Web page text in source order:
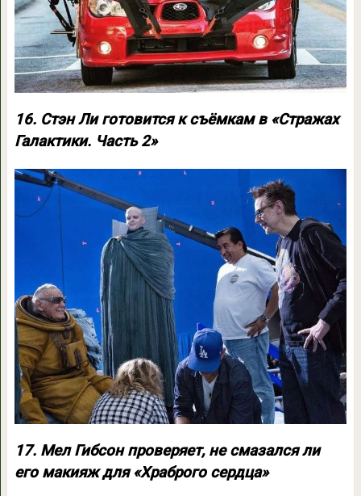
16. Стэн Ли готовится к съёмкам в «Стражах
Галактики. Часть 2»
17. Мел Гибсон проверяет, не смазался ли
его макияж для «Храброго сердца»